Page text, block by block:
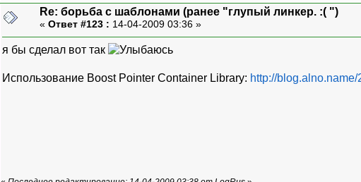
Re: борьба с шаблонами (ранее "глупый линкер. :( ")
« Ответ #123 : 14-04-2009 03:36 »
я бы сделал вот так
Использование Boost Pointer Container Library: http://